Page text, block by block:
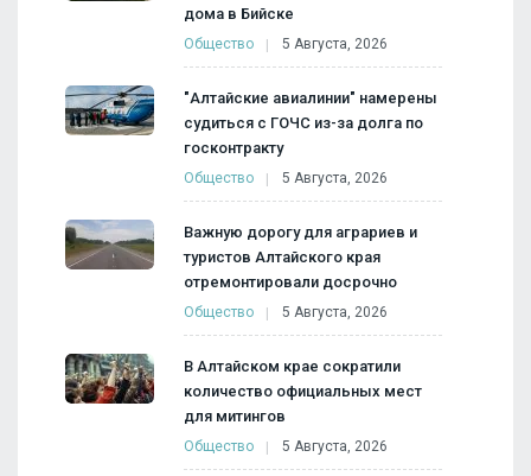
дома в Бийске
Общество 5 Августа, 2026
"Алтайские авиалинии" намерены
судиться с ГОЧС из-за долга по
госконтракту
Общество 5 Августа, 2026
Важную дорогу для аграриев и
туристов Алтайского края
отремонтировали досрочно
Общество 5 Августа, 2026
В Алтайском крае сократили
количество официальных мест
для митингов
Общество 5 Августа, 2026